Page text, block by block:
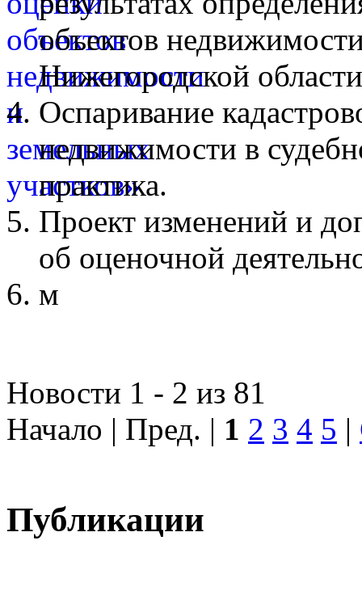
объектов
Нижегородской
Оспаривание
недвижимости в
практика.
Проект изменений и
об оценочной
м
Новости 1 - 2 из 81
Начало | Пред. | 1 2 3 4 5 |
Публикации